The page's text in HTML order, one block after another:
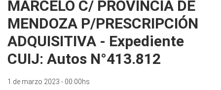
MARCELO C/ PROVINCIA DE
MENDOZA P/PRESCRIPCIÓN
ADQUISITIVA - Expediente
CUIJ: Autos N°413.812
1 de marzo 2023 - 00:00hs